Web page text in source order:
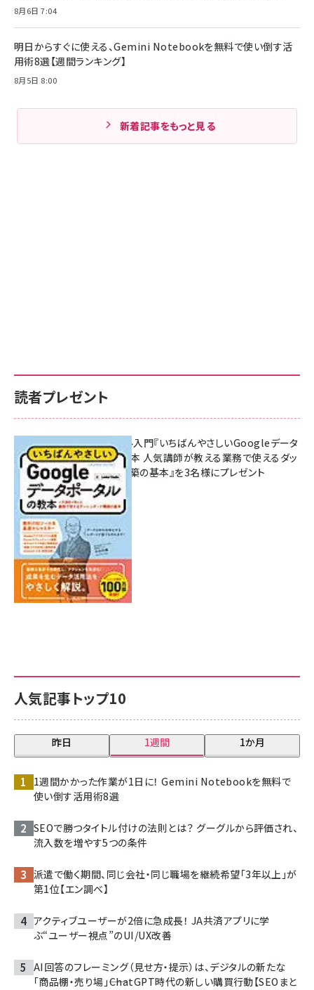
8月6日 7:04
明日からすぐに使える、Gemini Notebookを無料で使い倒す活
用術8選【週間ランキング】
8月5日 8:00
新着記事をもっと見る
人気記事トップ10
昨日 1週間 1か月
1週間かかった作業が1日に！ Gemini Notebookを無料で
使い倒す活用術8選
SEOで勝つタイトル付けの法則とは？ グーグルから評価され、
流入数を増やす5つの条件
派遣で働く期間、同じ会社・同じ職場を継続希望「3年以上」が
第1位【エン調べ】
アクティブユーザーが2倍に急成長！ JA共済アプリに学
ぶ“ユーザー視点”のUI/UX改善
AI回答のフレーミング（見せ方・提示）は、デジタルの新たな
「商品棚・売り場」――ChatGPT時代の新しい購買行動【SEOまと
読者プレゼント
無料BIツール入門『いちばんやさしいGoogleデータ
ポータルの教本 人気講師が教える業務で使えるダッ
シュボード構築の基本』を3名様にプレゼント
7月31日 10:00